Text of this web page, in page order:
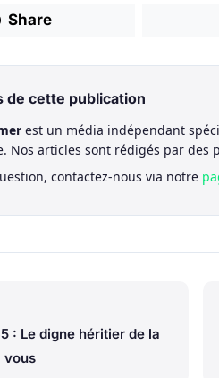
Share
de cette publication
est un média indépendant
Nos articles sont rédigés par des
contactez-nous via notre
: Le digne héritier de la
vous